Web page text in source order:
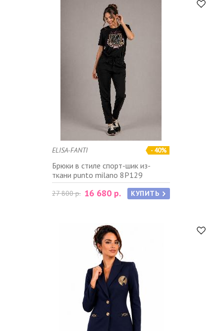
- 40%
ELISA-FANTI
Брюки в стиле спорт-шик из-
ткани punto milano 8P129
27 800 р. 16 680 р. КУПИТЬ